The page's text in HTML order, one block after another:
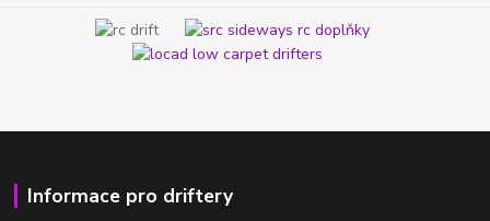
Informace pro driftery